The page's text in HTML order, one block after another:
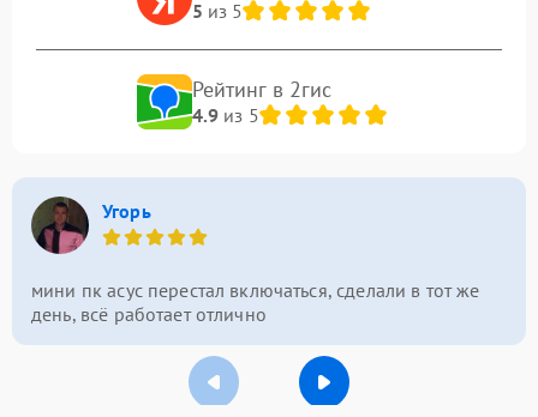
5 из 5
Рейтинг в 2гис
4.9из 5
Угорь
мини пк асус перестал включаться, сделали в тот же
день, всё работает отлично